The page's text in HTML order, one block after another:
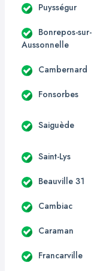
Puysségur
Bonrepos-sur-
Aussonnelle
Cambernard
Fonsorbes
Saiguède
Saint-Lys
Beauville 31
Cambiac
Caraman
Francarville